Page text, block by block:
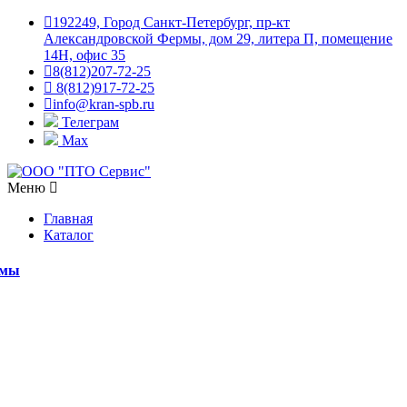
192249, Город Санкт-Петербург, пр-кт
Александровской Фермы, дом 29, литера П, помещение
14Н, офис 35
8(812)207-72-25
8(812)917-72-25
info@kran-spb.ru
Телеграм
Max
Меню
Главная
Каталог